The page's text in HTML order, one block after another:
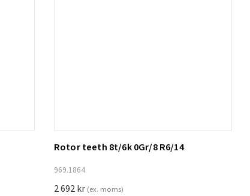
Lägg till i varukorg
Rotor teeth 8t/6k 0Gr/8 R6/14
969.1864
2 692kr (ex. moms)